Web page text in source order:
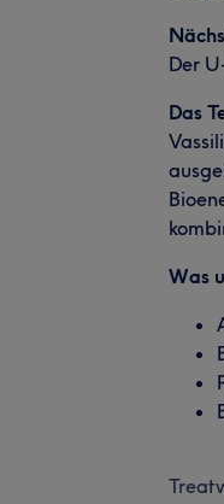
Der
Das
Was